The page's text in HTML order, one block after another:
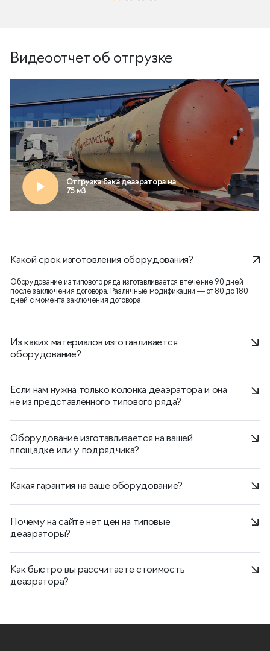
Видеоотчет об отгрузке
Какой срок изготовления оборудования?
Оборудование из типового ряда изготавливается в течение 90 дней
после заключения договора. Различные модификации — от 80 до 180
дней с момента заключения договора.
Из каких материалов изготавливается
оборудование?
Если нам нужна только колонка деаэратора и она
не из представленного типового ряда?
Оборудование изготавливается на вашей
площадке или у подрядчика?
Какая гарантия на ваше оборудование?
Почему на сайте нет цен на типовые
деаэраторы?
Как быстро вы рассчитаете стоимость
деаэратора?